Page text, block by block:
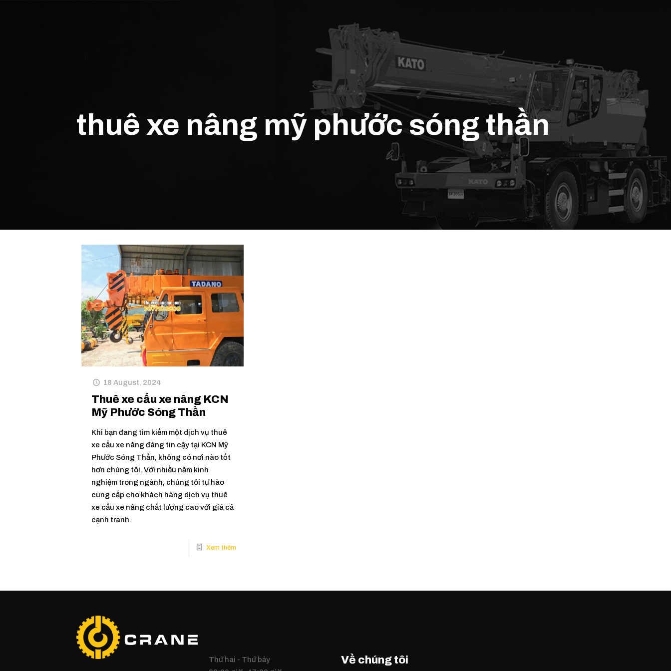
thuê xe nâng mỹ phước sóng thần
18 August, 2024
Thuê xe cẩu xe nâng KCN
Mỹ Phước Sóng Thần
Khi bạn đang tìm kiếm một dịch vụ thuê
xe cẩu xe nâng đáng tin cậy tại KCN Mỹ
Phước Sóng Thần, không có nơi nào tốt
hơn chúng tôi. Với nhiều năm kinh
nghiệm trong ngành, chúng tôi tự hào
cung cấp cho khách hàng dịch vụ thuê
xe cẩu xe nâng chất lượng cao với giá cả
cạnh tranh.
Thứ hai - Thứ bảy
Về chúng tôi